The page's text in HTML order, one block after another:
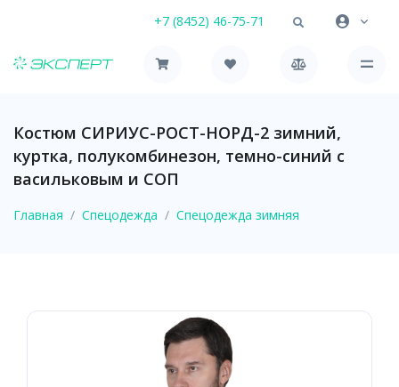
+7 (8452) 46-75-71
Костюм СИРИУС-РОСТ-НОРД-2 зимний,
куртка, полукомбинезон, темно-синий с
васильковым и СОП
Главная Спецодежда Спецодежда зимняя